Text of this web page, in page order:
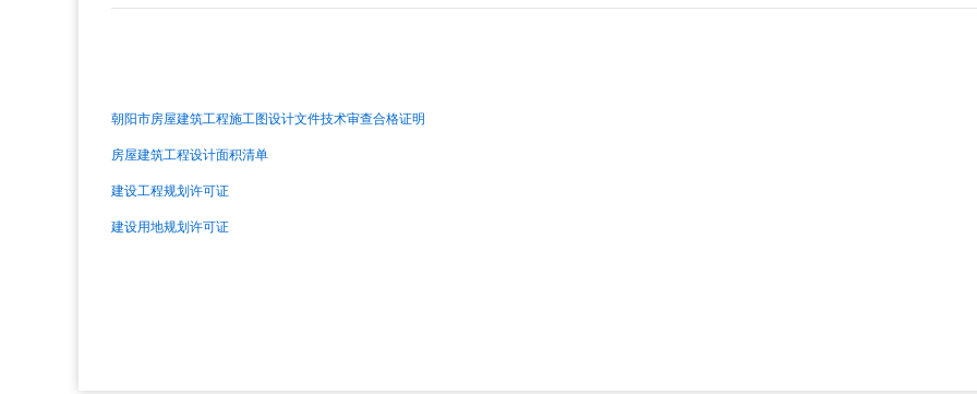
朝阳市房屋建筑工程施工图设计文件技术审查合格证明
房屋建筑工程设计面积清单
建设工程规划许可证
建设用地规划许可证